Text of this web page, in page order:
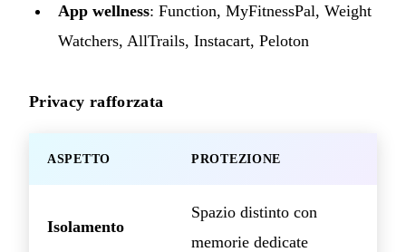
App wellness: Function, MyFitnessPal, Weight
Watchers, AllTrails, Instacart, Peloton
Privacy rafforzata
ASPETTO PROTEZIONE
Isolamento
Spazio distinto con
memorie dedicate